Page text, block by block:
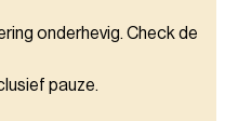
onderhevig. Check de
pauze.